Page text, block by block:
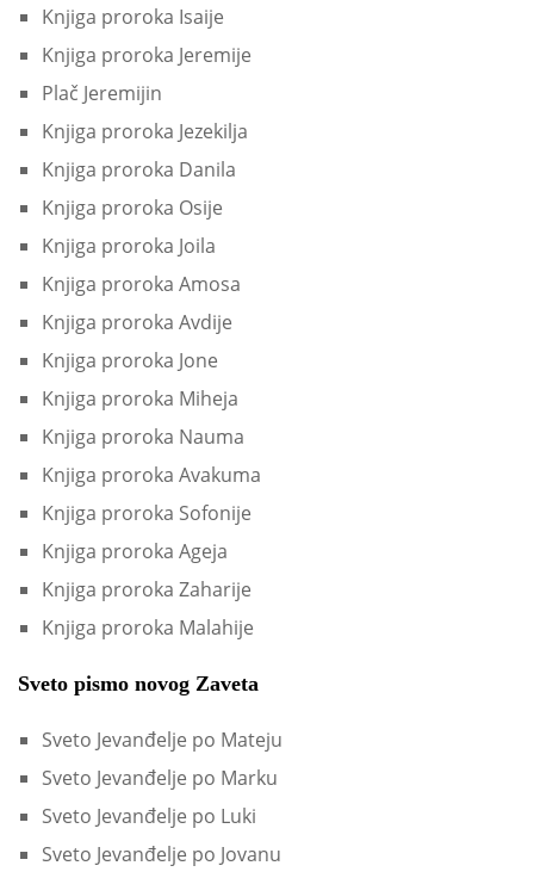
Knjiga proroka Isaije
Knjiga proroka Jeremije
Plač Jeremijin
Knjiga proroka Jezekilja
Knjiga proroka Danila
Knjiga proroka Osije
Knjiga proroka Joila
Knjiga proroka Amosa
Knjiga proroka Avdije
Knjiga proroka Jone
Knjiga proroka Miheja
Knjiga proroka Nauma
Knjiga proroka Avakuma
Knjiga proroka Sofonije
Knjiga proroka Ageja
Knjiga proroka Zaharije
Knjiga proroka Malahije
Sveto pismo novog Zaveta
Sveto Jevanđelje po Mateju
Sveto Jevanđelje po Marku
Sveto Jevanđelje po Luki
Sveto Jevanđelje po Jovanu